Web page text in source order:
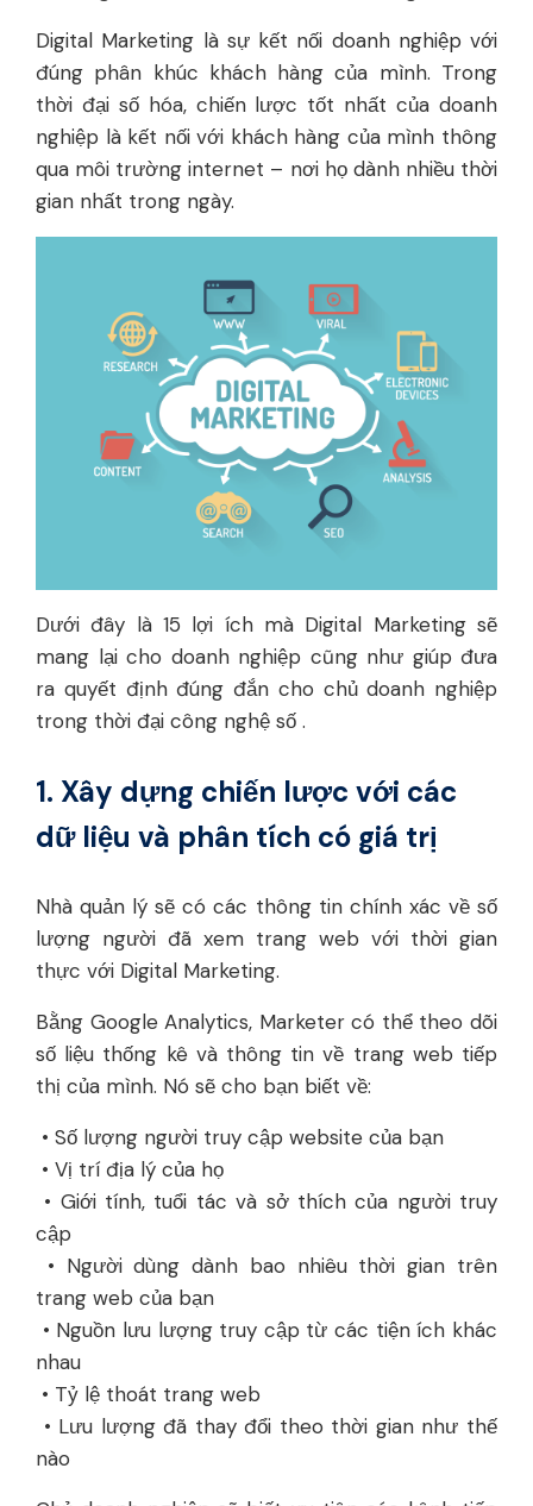
Digital Marketing là sự kết nối doanh nghiệp với
đúng phân khúc khách hàng của mình. Trong
thời đại số hóa, chiến lược tốt nhất của doanh
nghiệp là kết nối với khách hàng của mình thông
qua môi trường internet – nơi họ dành nhiều thời
gian nhất trong ngày.
Dưới đây là 15 lợi ích mà Digital Marketing sẽ
mang lại cho doanh nghiệp cũng như giúp đưa
ra quyết định đúng đắn cho chủ doanh nghiệp
trong thời đại công nghệ số .
1. Xây dựng chiến lược với các
dữ liệu và phân tích có giá trị
Nhà quản lý sẽ có các thông tin chính xác về số
lượng người đã xem trang web với thời gian
thực với Digital Marketing.
Bằng Google Analytics, Marketer có thể theo dõi
số liệu thống kê và thông tin về trang web tiếp
thị của mình. Nó sẽ cho bạn biết về:
• Số lượng người truy cập website của bạn
• Vị trí địa lý của họ
• Giới tính, tuổi tác và sở thích của người truy
cập
• Người dùng dành bao nhiêu thời gian trên
trang web của bạn
• Nguồn lưu lượng truy cập từ các tiện ích khác
nhau
• Tỷ lệ thoát trang web
• Lưu lượng đã thay đổi theo thời gian như thế
nào